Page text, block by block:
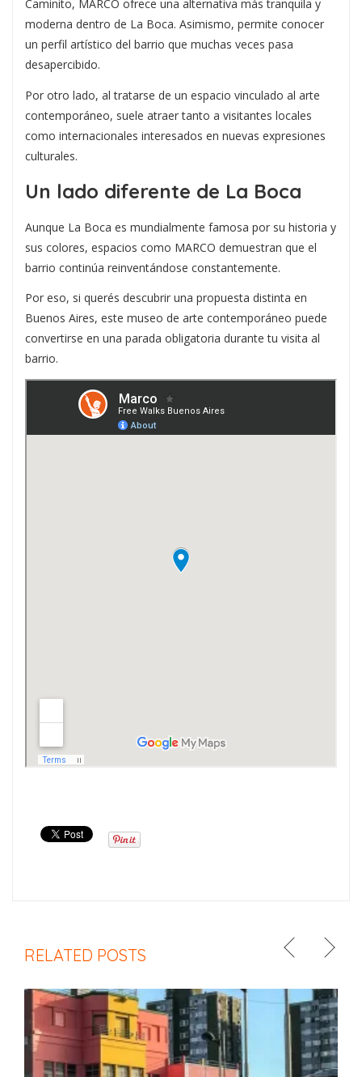
Caminito, MARCO ofrece una alternativa más tranquila y
moderna dentro de La Boca. Asimismo, permite conocer
un perfil artístico del barrio que muchas veces pasa
desapercibido.
Por otro lado, al tratarse de un espacio vinculado al arte
contemporáneo, suele atraer tanto a visitantes locales
como internacionales interesados en nuevas expresiones
culturales.
Un lado diferente de La Boca
Aunque La Boca es mundialmente famosa por su historia y
sus colores, espacios como MARCO demuestran que el
barrio continúa reinventándose constantemente.
Por eso, si querés descubrir una propuesta distinta en
Buenos Aires, este museo de arte contemporáneo puede
convertirse en una parada obligatoria durante tu visita al
barrio.
RELATED POSTS